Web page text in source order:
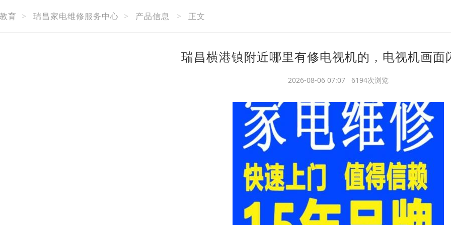
育 > 瑞昌家电维修服务中心 > 产品信息 > 正文
瑞昌横港镇附近哪里有修电视机的，电视机画面
2026-08-06 07:07 6194次浏览